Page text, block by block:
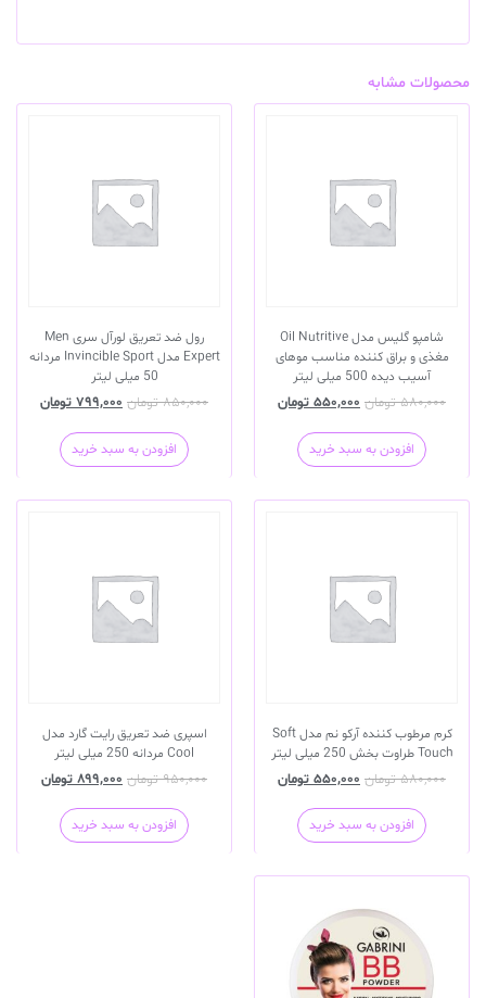
محصولات مشابه
شامپو گلیس مدل Oil Nutritive
مغذی و براق کننده مناسب موهای
آسیب دیده 500 میلی لیتر
۵۸۰,۰۰۰ تومان ۵۵۰,۰۰۰ تومان
افزودن به سبد خرید
رول ضد تعریق لورآل سری Men
Expert مدل Invincible Sport مردانه
50 میلی لیتر
۸۵۰,۰۰۰ تومان ۷۹۹,۰۰۰ تومان
افزودن به سبد خرید
کرم مرطوب کننده آرکو نم مدل Soft
Touch طراوت بخش 250 میلی لیتر
۵۸۰,۰۰۰ تومان ۵۵۰,۰۰۰ تومان
افزودن به سبد خرید
اسپری ضد تعریق رایت گارد مدل
Cool مردانه 250 میلی لیتر
۹۵۰,۰۰۰ تومان ۸۹۹,۰۰۰ تومان
افزودن به سبد خرید